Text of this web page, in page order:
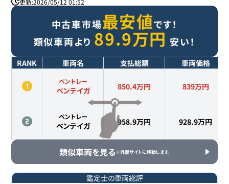
中古車市場最安値です！
類似車両より 89.9万円 安い！
RANK 車両名 支払総額 車両価格
ベントレー
ベンテイガ 850.4万円 839万円
ベントレー
ベンテイガ 958.9万円 928.9万円
類似車両を見る※外部サイトに移動します。
鑑定士の車両総評